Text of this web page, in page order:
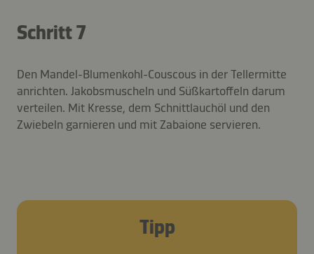
Schritt 7
Den Mandel-Blumenkohl-Couscous in der Tellermitte
anrichten. Jakobsmuscheln und Süßkartoffeln darum
verteilen. Mit Kresse, dem Schnittlauchöl und den
Zwiebeln garnieren und mit Zabaione servieren.
Tipp